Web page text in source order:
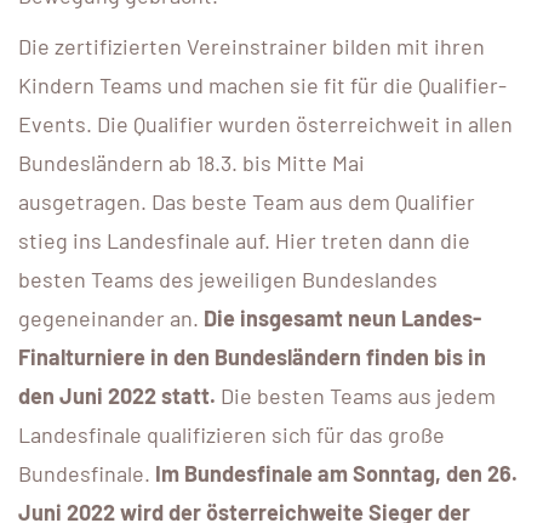
Die zertifizierten Vereinstrainer bilden mit ihren
Kindern Teams und machen sie fit für die Qualifier-
Events. Die Qualifier wurden österreichweit in allen
Bundesländern ab 18.3. bis Mitte Mai
ausgetragen. Das beste Team aus dem Qualifier
stieg ins Landesfinale auf. Hier treten dann die
besten Teams des jeweiligen Bundeslandes
gegeneinander an. Die insgesamt neun Landes-
Finalturniere in den Bundesländern finden bis in
den Juni 2022 statt. Die besten Teams aus jedem
Landesfinale qualifizieren sich für das große
Bundesfinale. Im Bundesfinale am Sonntag, den 26.
Juni 2022 wird der österreichweite Sieger der